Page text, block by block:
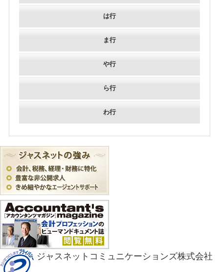
は行
ま行
や行
ら行
わ行
ジャスネットコミュニケーションズ株式会社